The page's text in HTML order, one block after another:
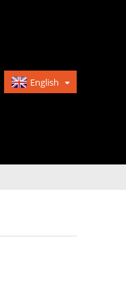
English